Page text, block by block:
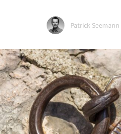
Patrick Seemann